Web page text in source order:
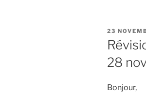
PUBLIÉ
LE
23
28
Bonjour,